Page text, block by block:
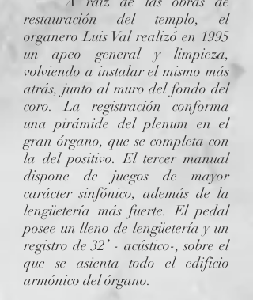
restauración del templo, el
organero Luis Val realizó en 1995
un apeo general y limpieza,
volviendo a instalar el mismo más
atrás, junto al muro del fondo del
coro. La registración conforma
una pirámide del plenum en el
gran órgano, que se completa con
la del positivo. El tercer manual
dispone de juegos de mayor
carácter sinfónico, además de la
lengüetería más fuerte. El pedal
posee un lleno de lengüetería y un
registro de 32’ - acústico-, sobre el
que se asienta todo el edificio
armónico del órgano.